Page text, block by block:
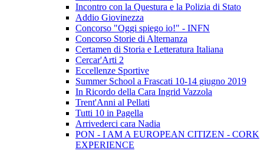
Incontro con la Questura e la Polizia di Stato
Addio Giovinezza
Concorso "Oggi spiego io!" - INFN
Concorso Storie di Alternanza
Certamen di Storia e Letteratura Italiana
Cercar'Arti 2
Eccellenze Sportive
Summer School a Frascati 10-14 giugno 2019
In Ricordo della Cara Ingrid Vazzola
Trent'Anni al Pellati
Tutti 10 in Pagella
Arrivederci cara Nadia
PON - I AM A EUROPEAN CITIZEN - CORK
EXPERIENCE